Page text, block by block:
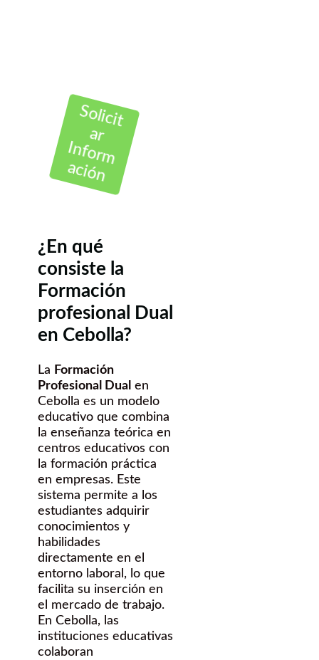
Solicit
ar
Inform
ación
¿En qué
consiste la
Formación
profesional Dual
en Cebolla?
La Formación
Profesional Dual en
Cebolla es un modelo
educativo que combina
la enseñanza teórica en
centros educativos con
la formación práctica
en empresas. Este
sistema permite a los
estudiantes adquirir
conocimientos y
habilidades
directamente en el
entorno laboral, lo que
facilita su inserción en
el mercado de trabajo.
En Cebolla, las
instituciones educativas
colaboran